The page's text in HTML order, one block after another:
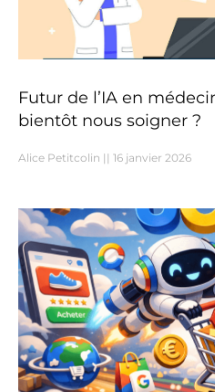
Futur de l’IA en
bientôt nous soigner ?
Alice Petitcolin 16 janvier 2026